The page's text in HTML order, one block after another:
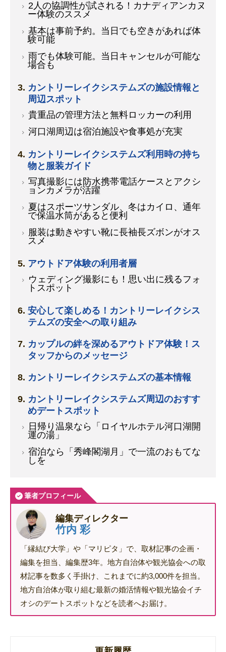
2人の協調性が試される！カナディアンカヌ
ー体験のススメ
基本は事前予約。当日でも空きがあれば体
験可能
雨でも体験可能。当日キャンセルが可能な
場合も
カントリーレイクシステムズの施設情報と
周辺スポット
貴重品の管理方法と無料ロッカーの利用
河口湖周辺は宿泊施設や食事処が充実
カントリーレイクシステムズ利用時の持ち
物と服装ガイド
写真撮影には防水携帯電話ケースとアクシ
ョンカメラが活躍
夏はスポーツサンダル、冬はカイロ、通年
で保温水筒があると便利
服装は動きやすい靴に長袖長ズボンがオス
スメ
アウトドア体験の利用者層
ウェディング撮影にも！思い出に残るフォ
トスポット
安心して楽しめる！カントリーレイクシス
テムズの安全への取り組み
カップルの絆を深めるアウトドア体験！ス
タッフからのメッセージ
カントリーレイクシステムズの基本情報
カントリーレイクシステムズ周辺のおすす
めデートスポット
日帰り温泉なら「ロイヤルホテル河口湖開
運の湯」
宿泊なら「秀峰閣湖月」で一流のおもてな
しを
筆者プロフィール
編集ディレクター
竹内 彩
「縁結び大学」や「マリピタ」で、取材記事の企画・
編集を担当、編集歴3年。地方自治体や観光協会への取
材記事を数多く手掛け、これまでに約3,000件を担当。
地方自治体が取り組む最新の婚活情報や観光協会イチ
オシのデートスポットなどを読者へお届け。